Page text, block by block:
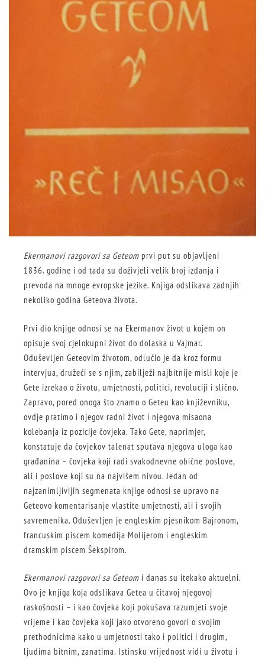
Ekermanovi razgovori sa Geteom prvi put su objavljeni
1836. godine i od tada su doživjeli velik broj izdanja i
prevoda na mnoge evropske jezike. Knjiga odslikava zadnjih
nekoliko godina Geteova života.
Prvi dio knjige odnosi se na Ekermanov život u kojem on
opisuje svoj cjelokupni život do dolaska u Vajmar.
Oduševljen Geteovim životom, odlučio je da kroz formu
intervjua, družeći se s njim, zabilježi najbitnije misli koje je
Gete izrekao o životu, umjetnosti, politici, revoluciji i slično.
Zapravo, pored onoga što znamo o Geteu kao književniku,
ovdje pratimo i njegov radni život i njegova misaona
kolebanja iz pozicije čovjeka. Tako Gete, naprimjer,
konstatuje da čovjekov talenat sputava njegova uloga kao
građanina – čovjeka koji radi svakodnevne obične poslove,
ali i poslove koji su na najvišem nivou. Jedan od
najzanimljivijih segmenata knjige odnosi se upravo na
Geteovo komentarisanje vlastite umjetnosti, ali i svojih
savremenika. Oduševljen je engleskim pjesnikom Bajronom,
francuskim piscem komedija Molijerom i engleskim
dramskim piscem Šekspirom.
Ekermanovi razgovori sa Geteom i danas su itekako aktuelni.
Ovo je knjiga koja odslikava Getea u čitavoj njegovoj
raskošnosti – i kao čovjeka koji pokušava razumjeti svoje
vrijeme i kao čovjeka koji jako otvoreno govori o svojim
prethodnicima kako u umjetnosti tako i politici i drugim,
ljudima bitnim, zanatima. Istinsku vrijednost vidi u životu i